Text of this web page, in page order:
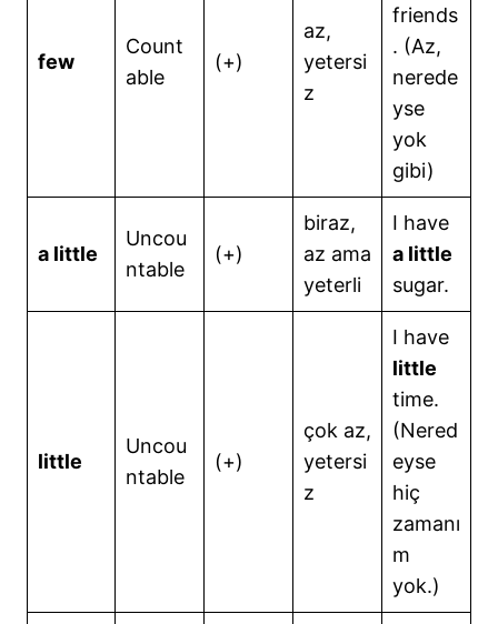
few
Count
able
(+)
az,
yetersi
z
friends
. (Az,
nerede
yse
yok
gibi)
a little
Uncou
ntable
(+)
biraz,
az ama
yeterli
I have
a little
sugar.
little
Uncou
ntable
(+)
çok az,
yetersi
z
I have
little
time.
(Nered
eyse
hiç
zamanı
m
yok.)